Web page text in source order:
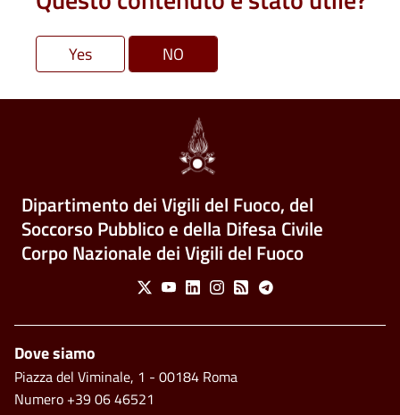
Dipartimento dei Vigili del Fuoco, del
Soccorso Pubblico e della Difesa Civile
Corpo Nazionale dei Vigili del Fuoco
Social Menu
X YoutubeLinkedinInstagram
Feed Telegram
Footer
Dove siamo
Piazza del Viminale, 1 - 00184 Roma
Numero +39 06 46521